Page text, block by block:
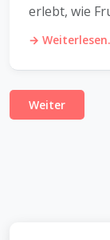
erlebt, wie
→
Weiter